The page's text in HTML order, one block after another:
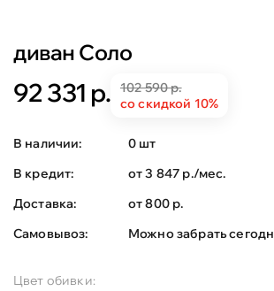
диван Соло
92 331 р.
102 590 р.
со скидкой 10%
В наличии:
0 шт
В кредит:
от 3 847 р./мес.
Доставка:
от 800 р.
Самовывоз:
Можно забрать
Цвет обивки: